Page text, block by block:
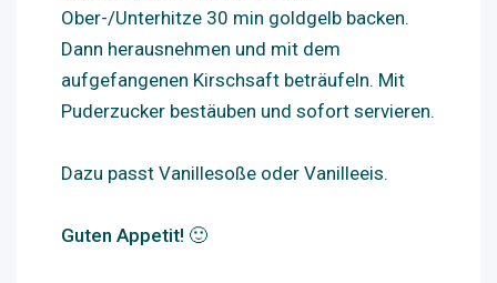
Ober-/Unterhitze 30 min goldgelb backen.
Dann herausnehmen und mit dem
aufgefangenen Kirschsaft beträufeln. Mit
Puderzucker bestäuben und sofort servieren.
Dazu passt Vanillesoße oder Vanilleeis.
Guten Appetit! 🙂